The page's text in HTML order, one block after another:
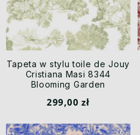
Tapeta w stylu toile de Jouy
Cristiana Masi 8344
Blooming Garden
299,00 zł